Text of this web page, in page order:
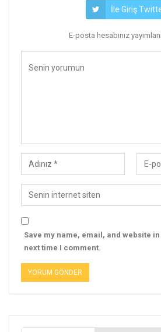
İle Giriş
E-posta hesabınız
Save my name, email, and website
next time I comment.